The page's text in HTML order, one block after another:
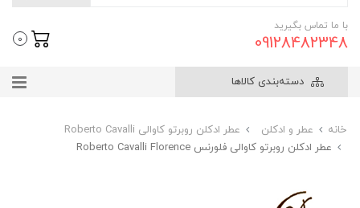
با ما تماس بگیرید
09128482348
0
دسته‌بندی کالاها
خانه عطر و ادکلن
عطر ادکلن روبرتو کاوالی Roberto Cavalli
عطر ادکلن روبرتو کاوالی فلورنس Roberto Cavalli Florence